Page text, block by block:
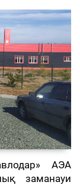
АЭА
заманауи